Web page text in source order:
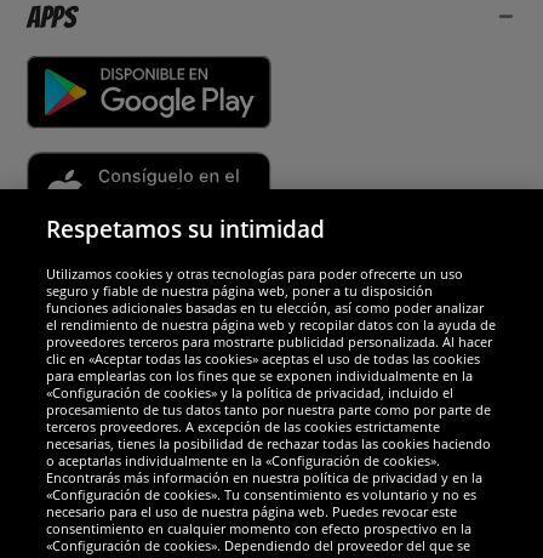
Apps
Socios y seguridad
Galardones
Respetamos su intimidad
Utilizamos cookies y otras tecnologías para poder ofrecerte un uso
seguro y fiable de nuestra página web, poner a tu disposición
funciones adicionales basadas en tu elección, así como poder analizar
el rendimiento de nuestra página web y recopilar datos con la ayuda de
proveedores terceros para mostrarte publicidad personalizada. Al hacer
clic en «Aceptar todas las cookies» aceptas el uso de todas las cookies
para emplearlas con los fines que se exponen individualmente en la
«Configuración de cookies» y la política de privacidad, incluido el
procesamiento de tus datos tanto por nuestra parte como por parte de
terceros proveedores. A excepción de las cookies estrictamente
necesarias, tienes la posibilidad de rechazar todas las cookies haciendo
o aceptarlas individualmente en la «Configuración de cookies».
Encontrarás más información en nuestra política de privacidad y en la
«Configuración de cookies». Tu consentimiento es voluntario y no es
necesario para el uso de nuestra página web. Puedes revocar este
consentimiento en cualquier momento con efecto prospectivo en la
«Configuración de cookies». Dependiendo del proveedor del que se